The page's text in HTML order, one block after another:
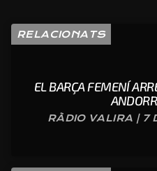
RELACIONATS
EL BARÇA FEMENÍ
RÀDIO VALIRA |